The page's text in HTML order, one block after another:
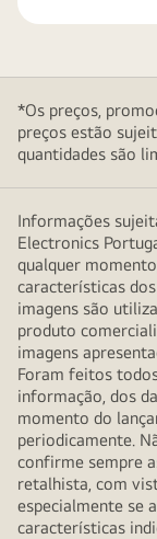
*Os preços,
preços estão
quantidades são
Informações
Electronics
qualquer
características
imagens são
produto
imagens
Foram feitos
informação, dos
momento do
periodicamente.
confirme sempre
retalhista, com
especialmente se
características